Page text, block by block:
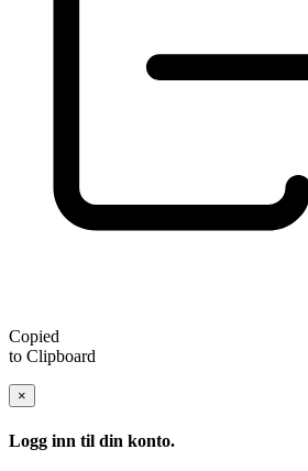
Copied
to Clipboard
×
Logg inn til din konto.